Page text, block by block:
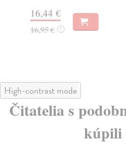
16,44 €
16,95 € ?
High-contrast mode
Čitatelia s
kúpili